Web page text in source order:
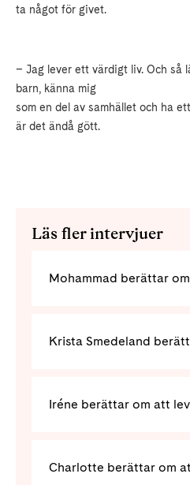
ta något för givet.
– Jag lever ett värdigt liv. Och så
barn, känna mig
som en del av samhället och ha
är det ändå gött.
Läs fler intervjuer